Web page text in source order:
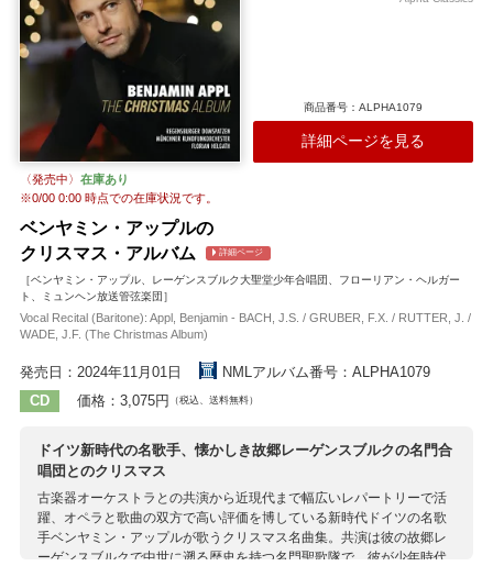
収録作曲家：
ウォーロック
ホルスト
ヴォーン・ウィリアムズ
ブリテン マコンキー
チルコット
商品番号：ALPHA1079
詳細ページを見る
〈発売中〉 在庫あり
※0/00 0:00時点での在庫状況です。
ベンヤミン・アップルの
クリスマス・アルバム
詳細ページ
［ベンヤミン・アップル、レーゲンスブルク大聖堂少年合唱団、フローリアン・ヘルガー
ト、ミュンヘン放送管弦楽団］
Vocal Recital (Baritone): Appl, Benjamin - BACH, J.S. / GRUBER, F.X. / RUTTER, J. /
WADE, J.F. (The Christmas Album)
発売日：2024年11月01日
NMLアルバム番号：ALPHA1079
CD
価格：3,075円 （税込、送料無料）
ドイツ新時代の名歌手、懐かしき故郷レーゲンスブルクの名門合
唱団とのクリスマス
古楽器オーケストラとの共演から近現代まで幅広いレパートリーで活
躍、オペラと歌曲の双方で高い評価を博している新時代ドイツの名歌
手ベンヤミン・アップルが歌うクリスマス名曲集。共演は彼の故郷レ
ーゲンスブルクで中世に遡る歴史を持つ名門聖歌隊で、彼が少年時代